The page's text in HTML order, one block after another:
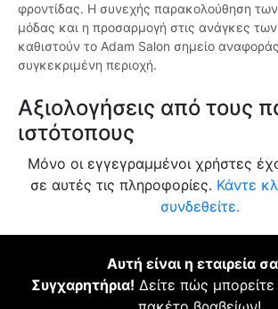
φροντίδας. Η συνεχής παρακολούθηση
μόδας και η προσαρμογή στις ανάγκες
καθιστούν το Adam Salon σημείο
συγκεκριμένη περιοχή.
Αξιολογήσεις από τους
ιστότοπους
Μόνο οι εγγεγραμμένοι χρήστες
σε αυτές τις πληροφορίες. Κάντε
συνδεθείτε.
Αυτή είναι η εταιρεία
Συγχαρητήρια! Δείτε πώς